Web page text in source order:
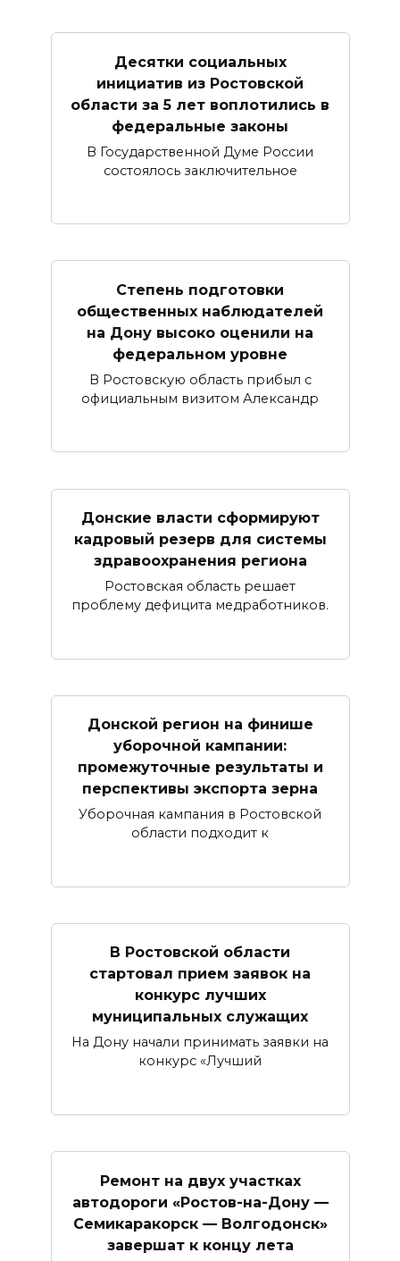
Десятки социальных
инициатив из Ростовской
области за 5 лет воплотились в
федеральные законы
В Государственной Думе России
состоялось заключительное
Степень подготовки
общественных наблюдателей
на Дону высоко оценили на
федеральном уровне
В Ростовскую область прибыл с
официальным визитом Александр
Донские власти сформируют
кадровый резерв для системы
здравоохранения региона
Ростовская область решает
проблему дефицита медработников.
Донской регион на финише
уборочной кампании:
промежуточные результаты и
перспективы экспорта зерна
Уборочная кампания в Ростовской
области подходит к
В Ростовской области
стартовал прием заявок на
конкурс лучших
муниципальных служащих
На Дону начали принимать заявки на
конкурс «Лучший
Ремонт на двух участках
автодороги «Ростов-на-Дону —
Семикаракорск — Волгодонск»
завершат к концу лета